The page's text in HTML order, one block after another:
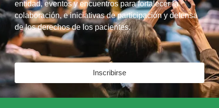
entidad, eventos y encuentros para fortalecer la
colaboración, e iniciativas de participación y defensa
de los derechos de los pacientes.
Inscribirse